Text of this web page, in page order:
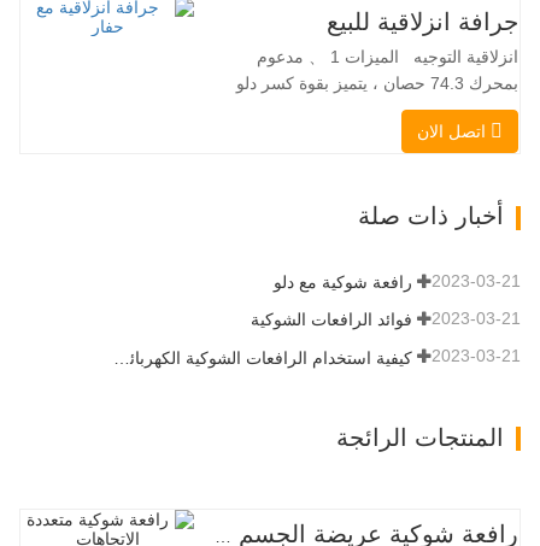
التلقائي الفرامل الهيدروليكية دلو قياسي
اللودر الانزلاقي هو نوع من الآلات المناسبة
لموقع العمل الضيق…
جرافة انزلاقية للبيع
انزلاقية التوجيه الميزات 1 、 مدعوم
بمحرك 74.3 حصان ، يتميز بقوة كسر دلو
عند 3350 كجم ، والأداء العالي والإنتاجية إلى
مجموعة متنوعة من الملحقات التي تتطلب
اتصل الان
أخبار ذات صلة
رافعة شوكية مع دلو 2023-03-21
فوائد الرافعات الشوكية 2023-03-21
2023-03-21
المنتجات الرائجة